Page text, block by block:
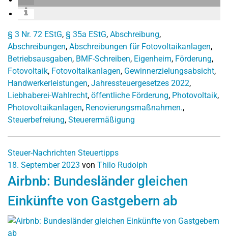
§ 3 Nr. 72 EStG, § 35a EStG, Abschreibung,
Abschreibungen, Abschreibungen für Fotovoltaikanlagen,
Betriebsausgaben, BMF-Schreiben, Eigenheim, Förderung,
Fotovoltaik, Fotovoltaikanlagen, Gewinnerzielungsabsicht,
Handwerkerleistungen, Jahressteuergesetzes 2022,
Liebhaberei-Wahlrecht, öffentliche Förderung, Photovoltaik,
Photovoltaikanlagen, Renovierungsmaßnahmen.,
Steuerbefreiung, Steuerermäßigung
Steuer-Nachrichten Steuertipps
18. September 2023 von Thilo Rudolph
Airbnb: Bundesländer gleichen
Einkünfte von Gastgebern ab